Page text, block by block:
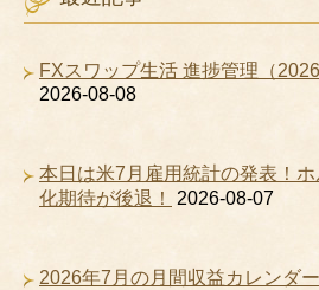
FXスワップ生活 進捗管理（
2026-08-08
本日は米7月雇用統計の発表！
化期待が後退！
2026-08-07
2026年7月の月間収益カレンダー